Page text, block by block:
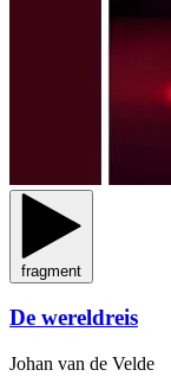
fragment
De wereldreis
Johan van de Velde